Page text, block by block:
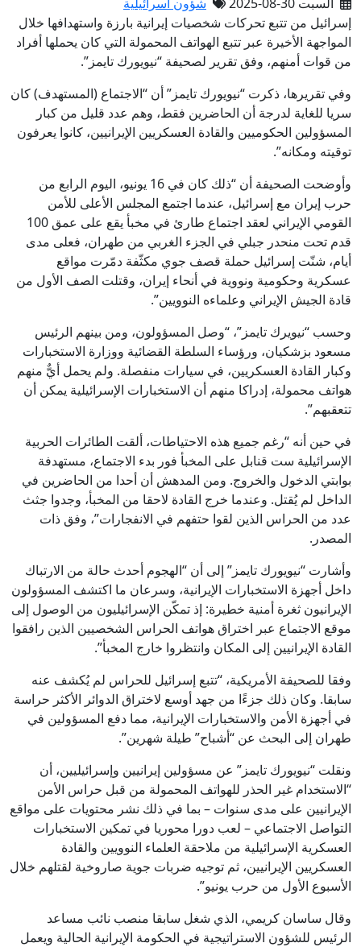
إسرائيل من تتبع تحركات شخصيات إيرانية بارزة واستهدافها خلال
المواجهة الأخيرة عبر تتبع الهواتف المحمولة التي كان يحملها أفراد
من قوات أمنهم، وفق تقرير لصحيفة “نيويورك تايمز”.
وفي تقريرها، ذكرت “نيويورك تايمز” أن “الاجتماع (المستهدف) كان
سريا للغاية لدرجة أن الحاضرين فقط، وهم عدد قليل من كبار
المسؤولين الحكوميين والقادة العسكريين الإيرانيين، كانوا يعرفون
توقيته ومكانه”.
وأوضحت الصحيفة أن “ذلك كان في 16 يونيو، اليوم الرابع من
حرب إيران مع إسرائيل، عندما اجتمع المجلس الأعلى للأمن
القومي الإيراني لعقد اجتماع طارئ في مخبأ يقع على عمق 100
قدم تحت منحدر جبلي في الجزء الغربي من طهران، فعلى مدى
أيام، شنّت إسرائيل حملة قصف جوي مكثّفة دمّرت مواقع
عسكرية وحكومية ونووية في أنحاء إيران، وقتلت الصف الأول من
قادة الجيش الإيراني وعلماءه النوويين”.
وحسب “نيويرك تايمز”، “وصل المسؤولون، ومن بينهم الرئيس
مسعود بزشكيان، ورؤساء السلطة القضائية ووزارة الاستخبارات
وكبار القادة العسكريين، في سيارات منفصلة. ولم يحمل أيٌّ منهم
هواتف محمولة، إدراكا منهم أن الاستخبارات الإسرائيلية يمكن أن
تتعقبهم”.
في حين أنه “رغم جميع هذه الاحتياطات، ألقت الطائرات الحربية
الإسرائيلية ست قنابل على المخبأ فور بدء الاجتماع، مستهدفة
بوابتي الدخول والخروج. ومن المدهش أن أحدا من الحاضرين في
الداخل لم يُقتل. وعندما خرج القادة لاحقا من المخبأ، وجدوا جثث
عدد من الحراس الذين لقوا حتفهم في الانفجارات”، وفق ذات
المصدر.
وأشارت “نيويورك تايمز” إلى أن “الهجوم أحدث حالة من الارتباك
داخل أجهزة الاستخبارات الإيرانية، وسرعان ما اكتشف المسؤولون
الإيرانيون ثغرة أمنية خطيرة: إذ تمكّن الإسرائيليون من الوصول إلى
موقع الاجتماع عبر اختراق هواتف الحراس الشخصيين الذين رافقوا
القادة الإيرانيين إلى المكان وانتظروا خارج المخبأ”.
وفقا للصحيفة الأمريكية، “تتبع إسرائيل للحراس لم يُكشف عنه
سابقا. وكان ذلك جزءًا من جهد أوسع لاختراق الدوائر الأكثر حراسة
في أجهزة الأمن والاستخبارات الإيرانية، مما دفع المسؤولين في
طهران إلى البحث عن “أشباح” طيلة شهرين”.
ونقلت “نيويورك تايمز” عن مسؤولين إيرانيين وإسرائيليين، أن
“الاستخدام غير الحذر للهواتف المحمولة من قبل حراس الأمن
الإيرانيين على مدى سنوات – بما في ذلك نشر محتويات على مواقع
التواصل الاجتماعي – لعب دورا محوريا في تمكين الاستخبارات
العسكرية الإسرائيلية من ملاحقة العلماء النوويين والقادة
العسكريين الإيرانيين، ثم توجيه ضربات جوية صاروخية لقتلهم خلال
الأسبوع الأول من حرب يونيو”.
وقال ساسان كريمي، الذي شغل سابقا منصب نائب مساعد
الرئيس للشؤون الاستراتيجية في الحكومة الإيرانية الحالية ويعمل